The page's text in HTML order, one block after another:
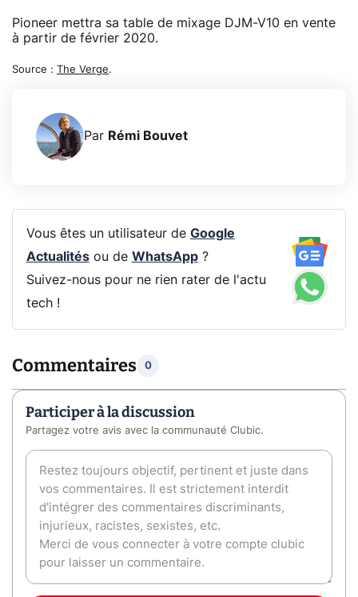
Pioneer mettra sa table de mixage DJM-V10 en vente
à partir de février 2020.
Source : The Verge.
Par Rémi Bouvet
Vous êtes un utilisateur de Google
Actualitésou de WhatsApp?
Suivez-nous pour ne rien rater de l'actu
tech !
Commentaires 0
Participer à la discussion
Partagez votre avis avec la communauté Clubic.